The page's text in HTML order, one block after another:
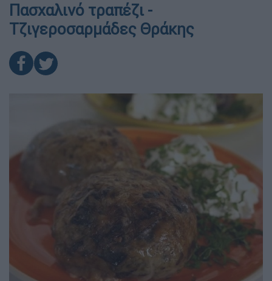
Πασχαλινό τραπέζι -
Τζιγεροσαρμάδες Θράκης